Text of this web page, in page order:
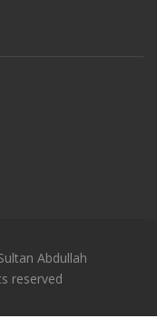
Abdullah
reserved